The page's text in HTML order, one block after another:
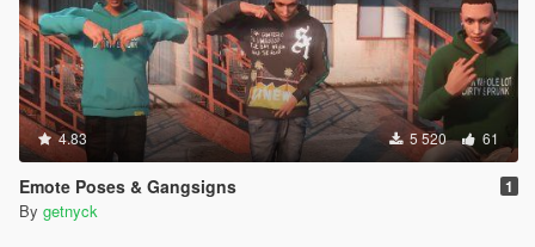
4.83 5 520 61
Emote Poses & Gangsigns 1
By getnyck